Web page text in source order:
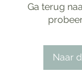
Ga terug
Naar